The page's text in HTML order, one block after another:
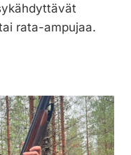
rata-ampujaa.